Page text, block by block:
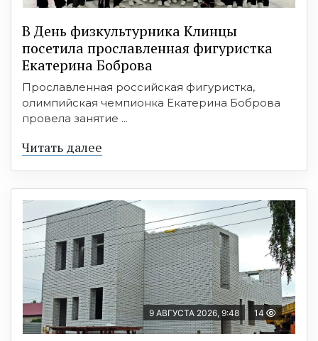
В День физкультурника Клинцы
посетила прославленная фигуристка
Екатерина Боброва
Прославленная российская фигуристка,
олимпийская чемпионка Екатерина Боброва
провела занятие ...
Читать далее
9 АВГУСТА 2026, 9:48 14